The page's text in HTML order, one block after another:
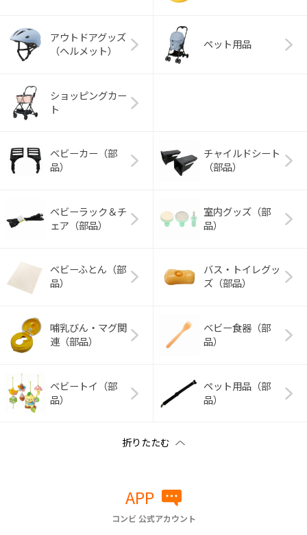
アウトドアグッズ
（ヘルメット）
ペット用品
ショッピングカー
ト
ベビーカー（部
品）
チャイルドシート
（部品）
ベビーラック＆チ
ェア（部品）
室内グッズ（部
品）
ベビーふとん（部
品）
バス・トイレグッ
ズ（部品）
哺乳びん・マグ関
連（部品）
ベビー食器（部
品）
ベビートイ（部
品）
ペット用品（部
品）
APP
コンビ 公式アカウント